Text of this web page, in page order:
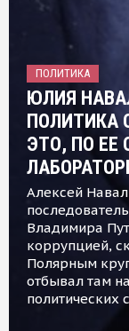
ПОЛИТИКА
ЮЛИЯ
ПОЛИТИКА
ЭТО, ПО ЕЕ
Алексей
Владимира
коррупцией,
Полярным
отбывал там
политических